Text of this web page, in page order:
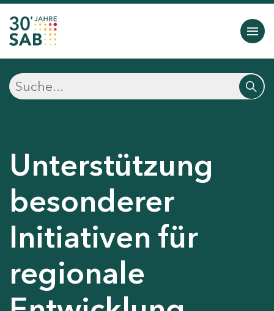
Unterstützung
besonderer
Initiativen für
regionale